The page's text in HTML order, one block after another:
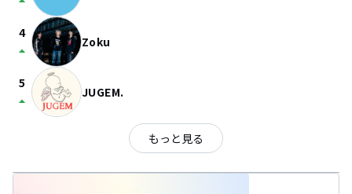
4
arrow_drop_up Zoku
5
arrow_drop_up JUGEM.
もっと見る